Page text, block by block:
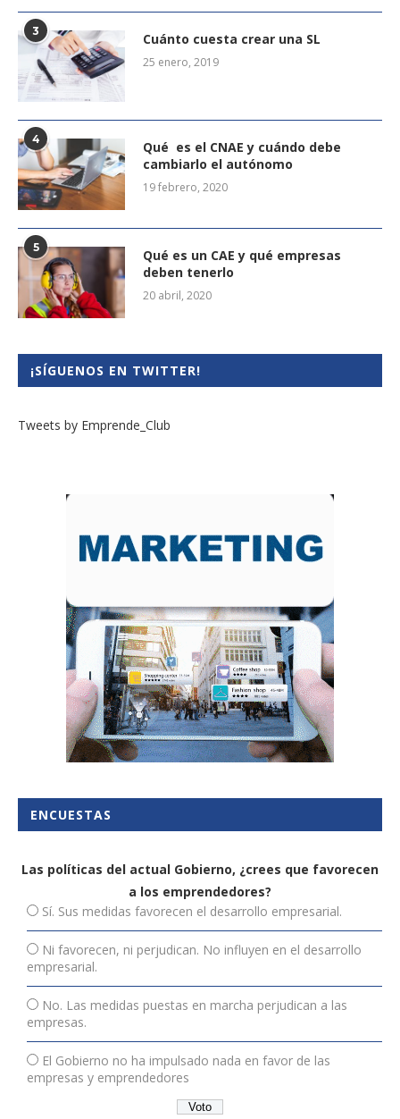
3 Cuánto cuesta crear una SL
25 enero, 2019
4
Qué es el CNAE y cuándo debe
cambiarlo el autónomo
19 febrero, 2020
5
Qué es un CAE y qué empresas
deben tenerlo
20 abril, 2020
¡SÍGUENOS EN TWITTER!
Tweets by Emprende_Club
ENCUESTAS
Las políticas del actual Gobierno, ¿crees que favorecen
a los emprendedores?
Sí. Sus medidas favorecen el desarrollo empresarial.
Ni favorecen, ni perjudican. No influyen en el desarrollo
empresarial.
No. Las medidas puestas en marcha perjudican a las
empresas.
El Gobierno no ha impulsado nada en favor de las
empresas y emprendedores